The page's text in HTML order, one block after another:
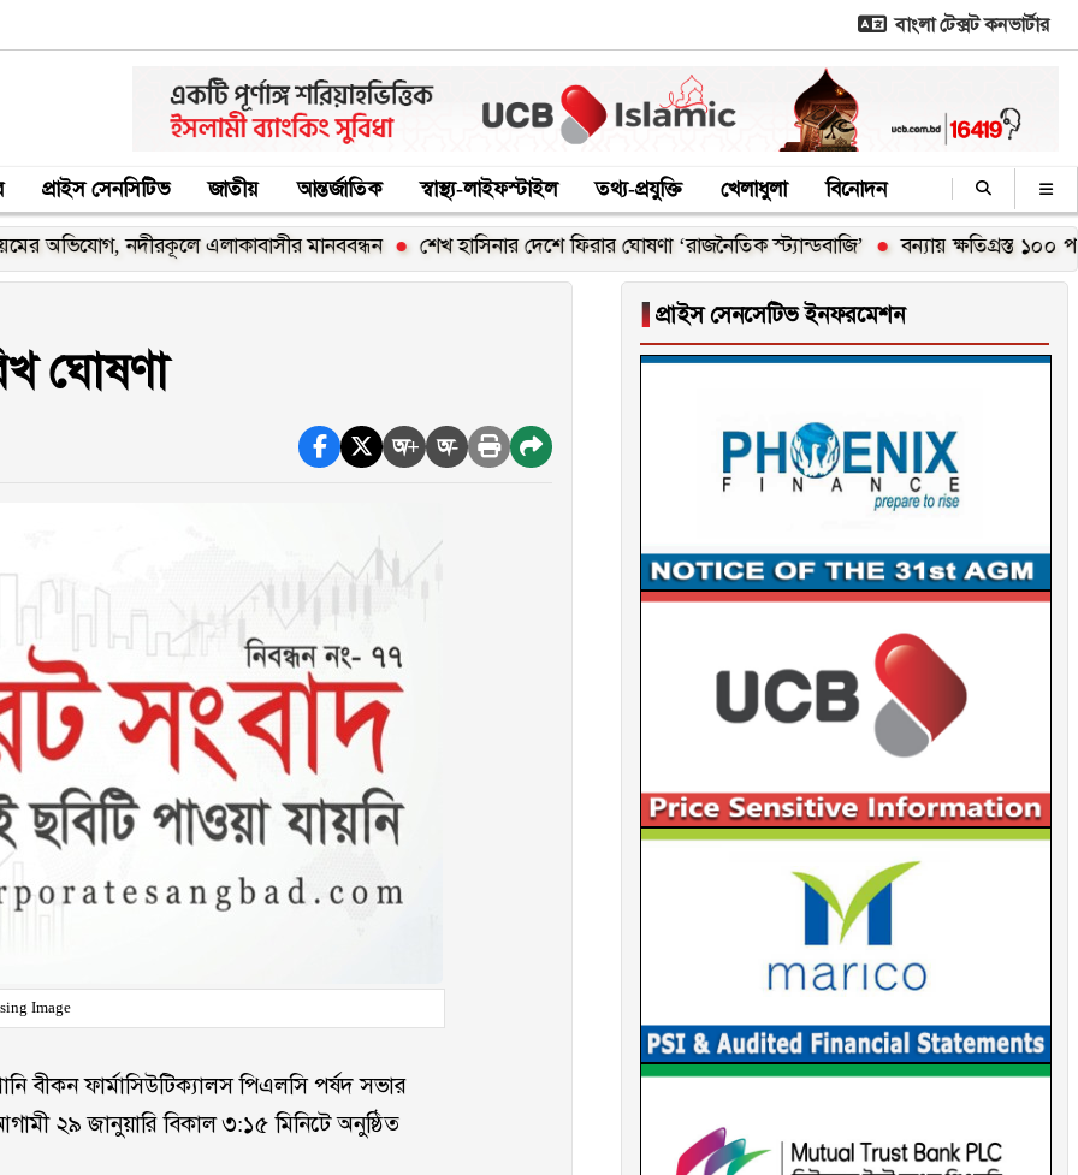
বাংলা টেক্সট কনভার্টার
প্রাইস সেনসিটিভ জাতীয় আন্তর্জাতিক স্বাস্থ্য-লাইফস্টাইল তথ্য-প্রযুক্তি খেলাধুলা বিনোদন
নদীরকূলে এলাকাবাসীর মানববন্ধন শেখ হাসিনার দেশে ফিরার ঘোষণা ‘রাজনৈতিক স্ট্যান্ডবাজি’ বন্যায় ক্ষতিগ্রস্ত ১০০
ঘোষণা
অ+ অ-
Image
বীকন ফার্মাসিউটিক্যালস পিএলসি পর্ষদ সভার
২৯ জানুয়ারি বিকাল ৩:১৫ মিনিটে অনুষ্ঠিত
▐ প্রাইস সেনসেটিভ ইনফরমেশন